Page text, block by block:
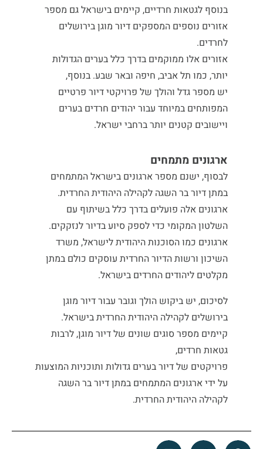
בנוסף לגטאות חרדיים, קיימים בישראל גם מספר
אזורים נוספים המספקים דיור מוגן בירושלים
לחרדים.
אזורים אלו ממוקמים בדרך כלל בערים הגדולות
יותר, כמו תל אביב, חיפה ובאר שבע. בנוסף,
יש מספר גדל והולך של פרויקטי דיור פרטיים
המפותחים במיוחד עבור יהודים חרדים בערים
ויישובים קטנים יותר ברחבי ישראל.
ארגונים מתמחים
לבסוף, ישנם מספר ארגונים בישראל המתמחים
במתן דיור בר השגה לקהילה היהודית החרדית.
ארגונים אלה פועלים בדרך כלל בשיתוף עם
השלטון המקומי כדי לספק סיוע בדיור לנזקקים.
ארגונים כמו הסוכנות היהודית לישראל, משרד
השיכון ורשות הדיור החרדית עוסקים כולם במתן
מקלטים ליהודים החרדים בישראל.
לסיכום, יש ביקוש הולך וגובר עבורדיור מוגן
בירושלים לקהילה היהודית החרדית בישראל.
קיימים מספר סוגים שונים של דיור מוגן, לרבות
גטאות חרדים,
פרויקטים של דיור בערים גדולות ותוכניות המוצעות
על ידי ארגונים המתמחים במתן דיור בר השגה
לקהילה היהודית החרדית.